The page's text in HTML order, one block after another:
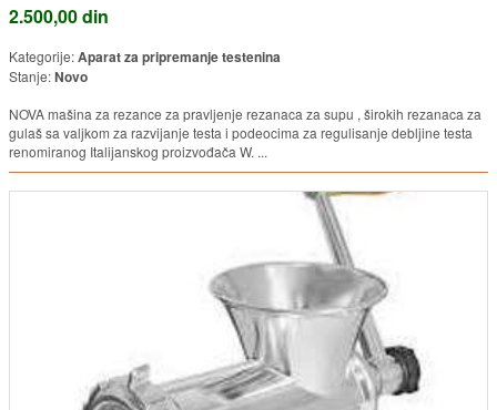
2.500,00 din
Kategorije:Aparat za pripremanje testenina
Stanje:Novo
NOVA mašina za rezance za pravljenje rezanaca za supu , širokih rezanaca za
gulaš sa valjkom za razvijanje testa i podeocima za regulisanje debljine testa
renomiranog Italijanskog proizvođača W. ...